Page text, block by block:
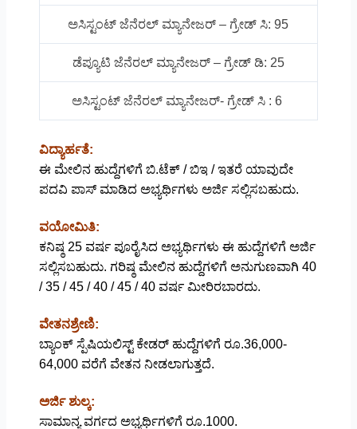
ಅಸಿಸ್ಟಂಟ್ ಜೆನೆರಲ್ ಮ್ಯಾನೇಜರ್ – ಗ್ರೇಡ್‌ ಸಿ: 95
ಡೆಪ್ಯೂಟಿ ಜೆನೆರಲ್ ಮ್ಯಾನೇಜರ್ – ಗ್ರೇಡ್‌ ಡಿ: 25
ಅಸಿಸ್ಟಂಟ್ ಜೆನೆರಲ್ ಮ್ಯಾನೇಜರ್- ಗ್ರೇಡ್‌ ಸಿ : 6
ವಿದ್ಯಾರ್ಹತೆ:
ಈ ಮೇಲಿನ ಹುದ್ದೆಗಳಿಗೆ ಬಿ.ಟೆಕ್ / ಬಿಇ / ಇತರೆ ಯಾವುದೇ
ಪದವಿ ಪಾಸ್ ಮಾಡಿದ ಅಭ್ಯರ್ಥಿಗಳು ಅರ್ಜಿ ಸಲ್ಲಿಸಬಹುದು.
ವಯೋಮಿತಿ:
ಕನಿಷ್ಠ 25 ವರ್ಷ ಪೂರೈಸಿದ ಅಭ್ಯರ್ಥಿಗಳು ಈ ಹುದ್ದೆಗಳಿಗೆ ಅರ್ಜಿ
ಸಲ್ಲಿಸಬಹುದು. ಗರಿಷ್ಠ ಮೇಲಿನ ಹುದ್ದೆಗಳಿಗೆ ಅನುಗುಣವಾಗಿ 40
/ 35 / 45 / 40 / 45 / 40 ವರ್ಷ ಮೀರಿರಬಾರದು.
ವೇತನಶ್ರೇಣಿ:
ಬ್ಯಾಂಕ್‌ ಸ್ಪೆಷಿಯಲಿಸ್ಟ್‌ ಕೇಡರ್ ಹುದ್ದೆಗಳಿಗೆ ರೂ.36,000-
64,000 ವರೆಗೆ ವೇತನ ನೀಡಲಾಗುತ್ತದೆ.
ಅರ್ಜಿ ಶುಲ್ಕ:
ಸಾಮಾನ್ಯ ವರ್ಗದ ಅಭ್ಯರ್ಥಿಗಳಿಗೆ ರೂ.1000.